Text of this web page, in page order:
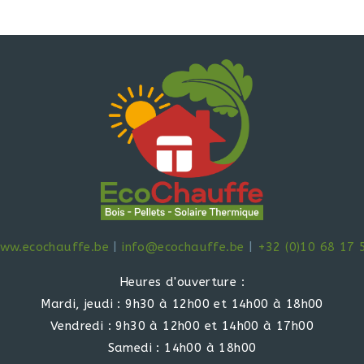
info@ecochauffe.be +32 (0)10 68 17
Heures d'ouverture :
Mardi, jeudi : 9h30 à 12h00 et 14h00 à 18h00
Vendredi : 9h30 à 12h00 et 14h00 à 17h00
Samedi : 14h00 à 18h00